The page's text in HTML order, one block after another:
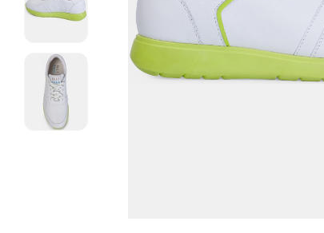
Адреса магазинов